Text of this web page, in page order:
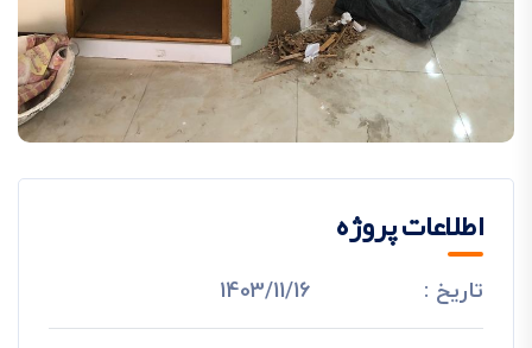
اطلاعات پروژه
تاریخ : 1403/11/16